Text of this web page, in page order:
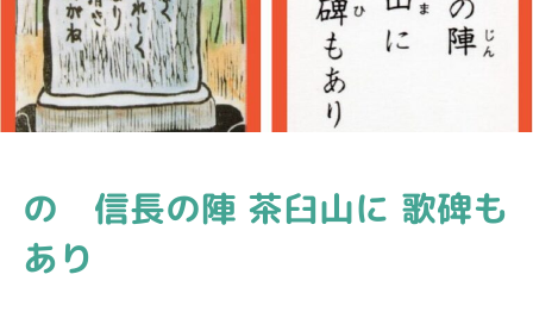
の 信長の陣 茶臼山に 歌碑も
あり